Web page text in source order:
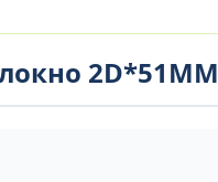
2D*51MM